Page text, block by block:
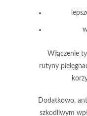
Włączenie
rutyny
Dodatkowo,
szkodliwym